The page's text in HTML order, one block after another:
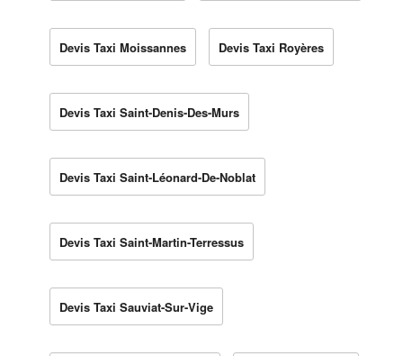
Devis Taxi Moissannes Devis Taxi Royères
Devis Taxi Saint-Denis-Des-Murs
Devis Taxi Saint-Léonard-De-Noblat
Devis Taxi Saint-Martin-Terressus
Devis Taxi Sauviat-Sur-Vige